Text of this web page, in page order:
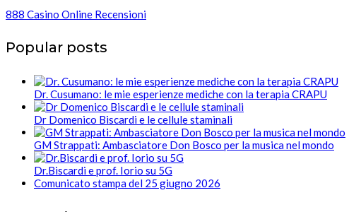
888 Casino Online Recensioni
Popular posts
Dr. Cusumano: le mie esperienze mediche con la terapia CRAPU
Dr Domenico Biscardi e le cellule staminali
GM Strappati: Ambasciatore Don Bosco per la musica nel mondo
Dr.Biscardi e prof. Iorio su 5G
Comunicato stampa del 25 giugno 2026